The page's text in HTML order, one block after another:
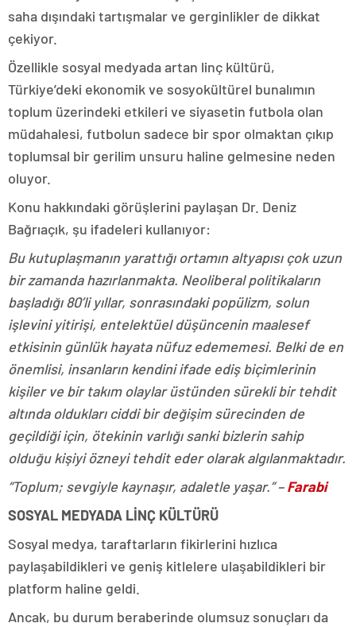
saha dışındaki tartışmalar ve gerginlikler de dikkat
çekiyor.
Özellikle sosyal medyada artan linç kültürü,
Türkiye’deki ekonomik ve sosyokültürel bunalımın
toplum üzerindeki etkileri ve siyasetin futbola olan
müdahalesi, futbolun sadece bir spor olmaktan çıkıp
toplumsal bir gerilim unsuru haline gelmesine neden
oluyor.
Konu hakkındaki görüşlerini paylaşan Dr. Deniz
Bağrıaçık, şu ifadeleri kullanıyor:
Bu kutuplaşmanın yarattığı ortamın altyapısı çok uzun
bir zamanda hazırlanmakta. Neoliberal politikaların
başladığı 80’li yıllar, sonrasındaki popülizm, solun
işlevini yitirişi, entelektüel düşüncenin maalesef
etkisinin günlük hayata nüfuz edememesi. Belki de en
önemlisi, insanların kendini ifade ediş biçimlerinin
kişiler ve bir takım olaylar üstünden sürekli bir tehdit
altında oldukları ciddi bir değişim sürecinden de
geçildiği için, ötekinin varlığı sanki bizlerin sahip
olduğu kişiyi özneyi tehdit eder olarak algılanmaktadır.
“Toplum; sevgiyle kaynaşır, adaletle yaşar.” –Farabi
SOSYAL MEDYADA LİNÇ KÜLTÜRÜ
Sosyal medya, taraftarların fikirlerini hızlıca
paylaşabildikleri ve geniş kitlelere ulaşabildikleri bir
platform haline geldi.
Ancak, bu durum beraberinde olumsuz sonuçları da